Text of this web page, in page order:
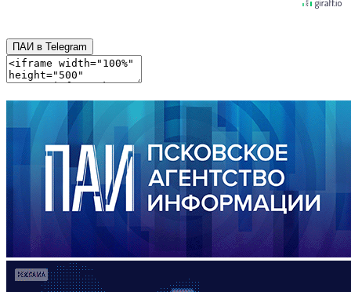
ПАИ в Telegram